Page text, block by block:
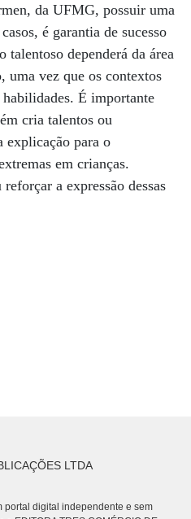
da UFMG, possuir uma
é garantia de sucesso
dependerá da área
uma vez que os contextos
É importante
cria talentos ou
explicação para o
em crianças.
a expressão dessas
LTDA
portal digital independente e sem